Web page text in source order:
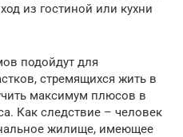
из гостиной или кухни
подойдут для
стремящихся жить в
максимум плюсов в
Как следствие – человек
жилище, имеющее